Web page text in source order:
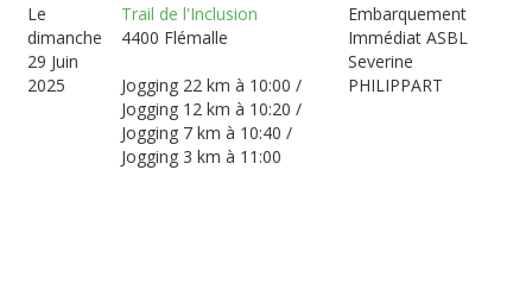
Le
dimanche
29 Juin
2025
Trail de l'Inclusion
4400 Flémalle
Jogging 22 km à 10:00 /
Jogging 12 km à 10:20 /
Jogging 7 km à 10:40 /
Jogging 3 km à 11:00
Embarquement
Immédiat ASBL
Severine
PHILIPPART